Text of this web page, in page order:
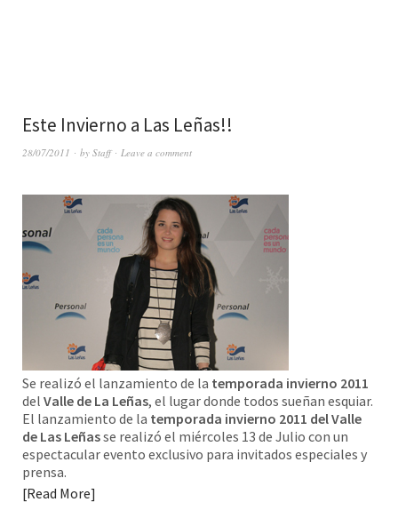
Este Invierno a Las Leñas!!
28/07/2011 by Staff Leave a comment
Se realizó el lanzamiento de la temporada invierno 2011
del Valle de La Leñas, el lugar donde todos sueñan esquiar.
El lanzamiento de la temporada invierno 2011 del Valle
de Las Leñasse realizó el miércoles 13 de Julio con un
espectacular evento exclusivo para invitados especiales y
prensa.
Read More